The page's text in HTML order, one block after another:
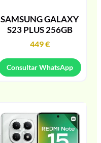
SAMSUNG GALAXY
S23 PLUS 256GB
449€
Consultar WhatsApp